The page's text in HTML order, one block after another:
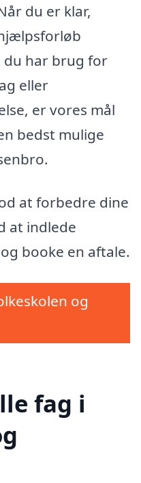
du er klar,
du har brug for
eller
er vores mål
bedst mulige
at forbedre dine
at indlede
booke en aftale.
og
fag i